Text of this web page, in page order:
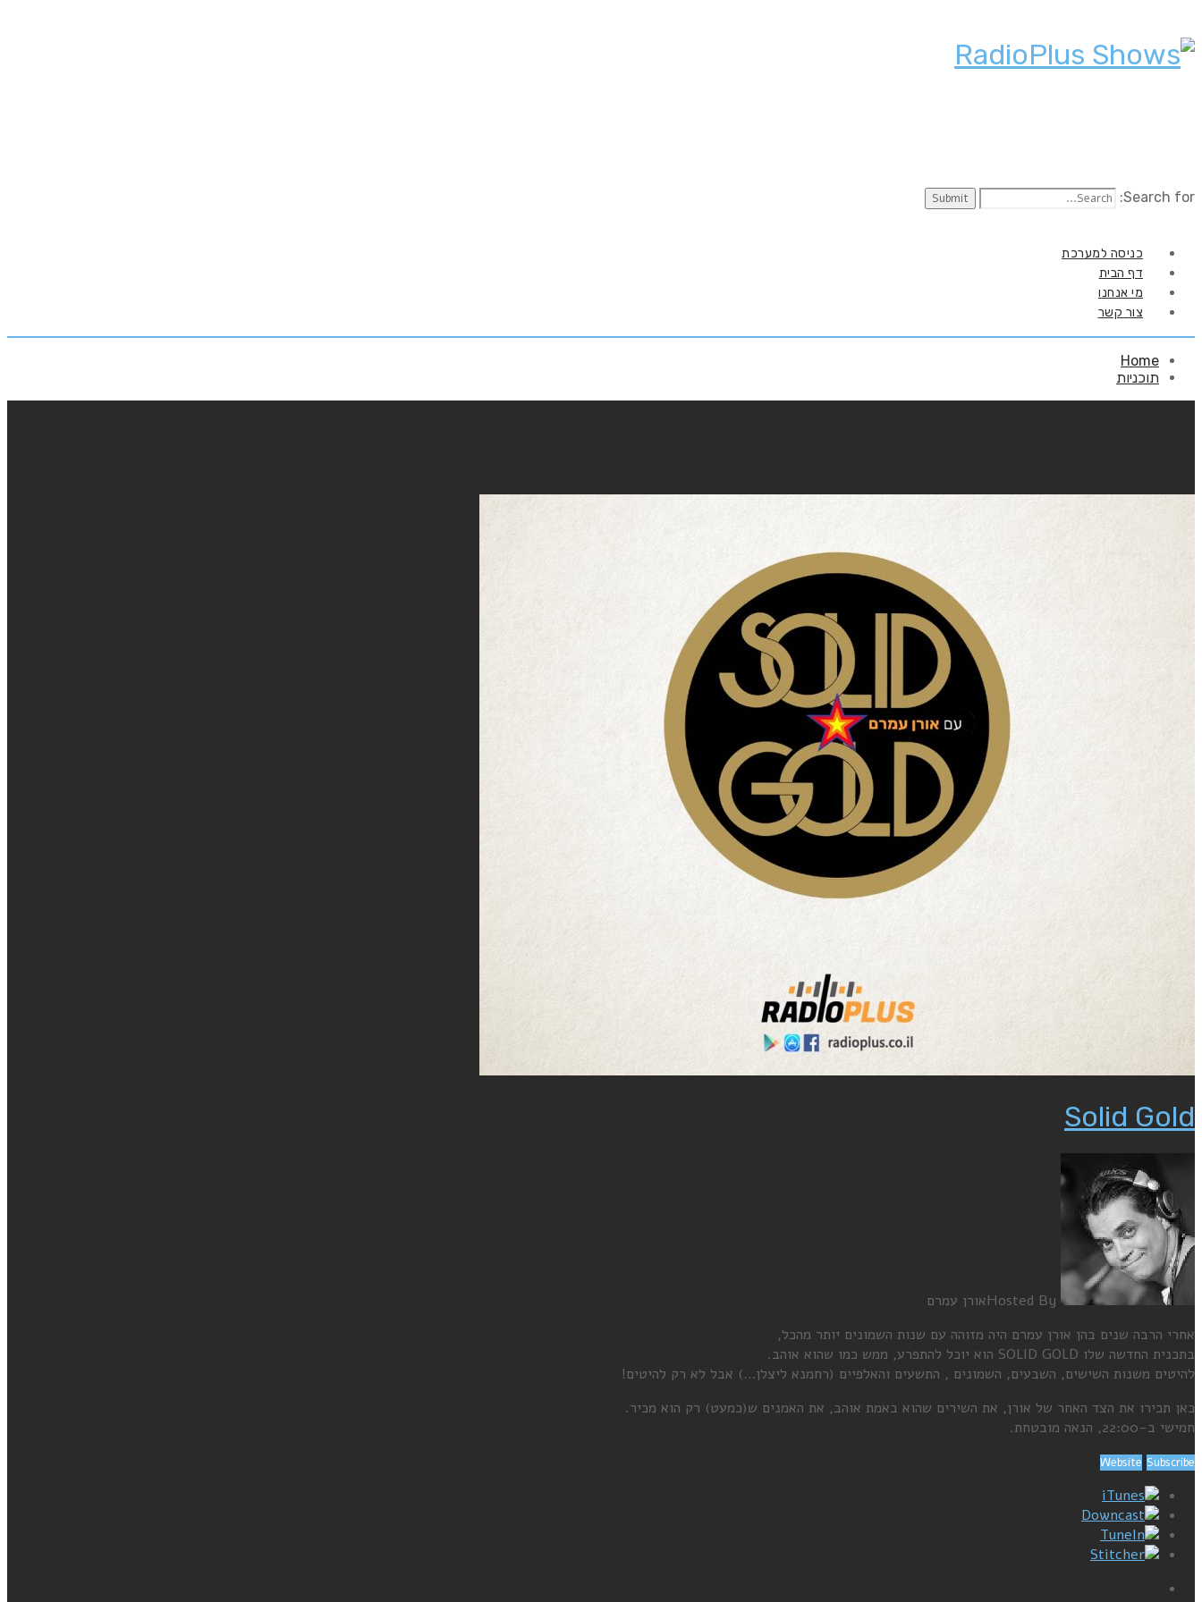
Search for:
כניסה למערכת
דף הבית
מי אנחנו
צור קשר
Home
תוכניות
Solid Gold
Hosted Byאורן עמרם
אחרי הרבה שנים בהן אורן עמרם היה מזוהה עם שנות השמונים יותר מהכל,
בתכנית החדשה שלו SOLID GOLD הוא יוכל להתפרע, ממש כמו שהוא אוהב.
להיטים משנות השישים, השבעים, השמונים , התשעים והאלפיים (רחמנא ליצלן…) אבל לא רק להיטים!
כאן תכירו את הצד האחר של אורן, את השירים שהוא באמת אוהב, את האמנים ש(כמעט) רק הוא מכיר.
חמישי ב-22:00, הנאה מובטחת.
Website Subscribe
iTunes
Downcast
TuneIn
Stitcher